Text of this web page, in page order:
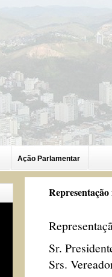
Ação Parlamentar
Representação
Sr.
Srs.